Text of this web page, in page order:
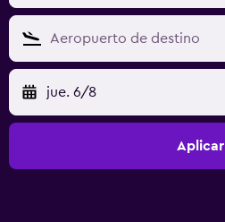
jue. 6/8
Aplicar